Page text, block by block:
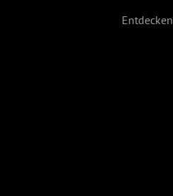
Entdecken